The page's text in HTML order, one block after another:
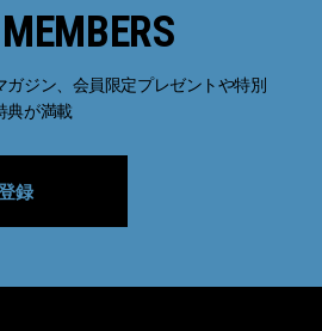
ガジン、会員限定プレゼントや特別
典が満載
録